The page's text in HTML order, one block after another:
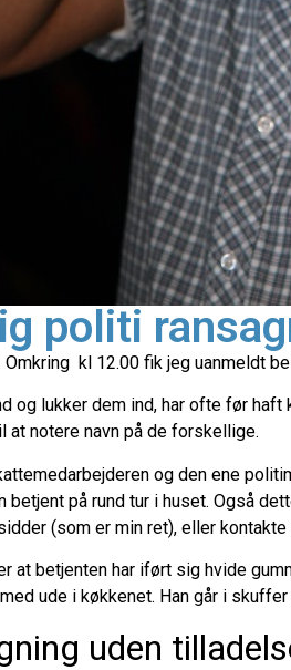
politi
Omkring kl 12.00 fik jeg uanmeldt
og lukker dem ind, har ofte før
at notere navn på de forskellige.
og den ene
betjent på rund tur i huset. Også
(som er min ret), eller kontakte
at betjenten har iført sig hvide
ude i køkkenet. Han går i skuffer
uden